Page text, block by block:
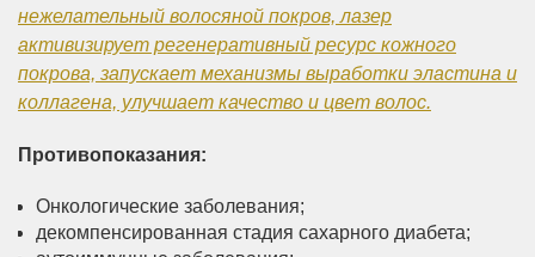
нежелательный волосяной покров, лазер
активизирует регенеративный ресурс кожного
покрова, запускает механизмы выработки эластина и
коллагена, улучшает качество и цвет волос.
Противопоказания:
Онкологические заболевания;
декомпенсированная стадия сахарного диабета;